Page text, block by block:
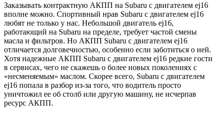
Заказывать контрактную АКПП на Subaru с двигателем ej16
вполне можно. Спортивный нрав Subaru с двигателем ej16
любят не только у нас. Небольшой двигатель ej16,
работающий на Subaru на пределе, требует частой смены
масла и фильтров. Но АКПП Subaru с двигателем ej16
отличается долговечностью, особенно если заботиться о ней.
Хотя надежные АКПП Subaru с двигателем ej16 редкие гости
в сервисах, чего не скажешь о более новых поколениях с
«несменяемым» маслом. Скорее всего, Subaru с двигателем
ej16 попала в разбор из-за того, что водитель просто
уничтожил ее об столб или другую машину, не исчерпав
ресурс АКПП.